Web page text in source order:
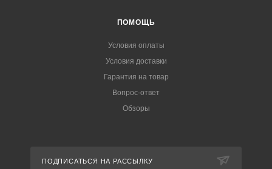
ПОМОЩЬ
Условия оплаты
Условия доставки
Гарантия на товар
Вопрос-ответ
Обзоры
ПОДПИСАТЬСЯ НА РАССЫЛКУ